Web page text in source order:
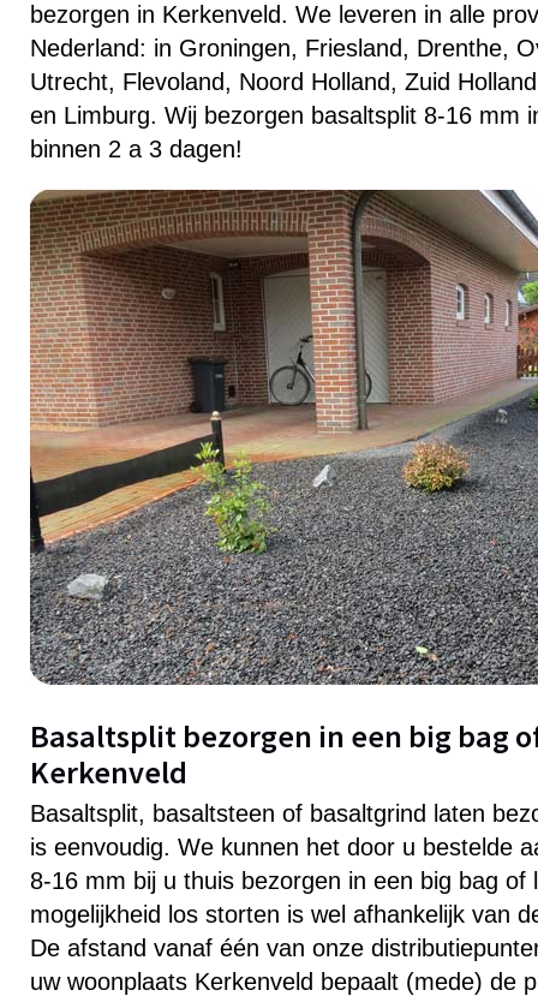
bezorgen in Kerkenveld. We leveren in alle
Nederland: in Groningen, Friesland, Drenthe,
Utrecht, Flevoland, Noord Holland, Zuid
en Limburg. Wij bezorgen basaltsplit 8-16 mm
binnen 2 a 3 dagen!
Basaltsplit bezorgen in een big bag
Kerkenveld
Basaltsplit, basaltsteen of basaltgrind laten
is eenvoudig. We kunnen het door u bestelde
8-16 mm bij u thuis bezorgen in een big bag of
mogelijkheid los storten is wel afhankelijk van
De afstand vanaf één van onze
uw woonplaats Kerkenveld bepaalt (mede) de